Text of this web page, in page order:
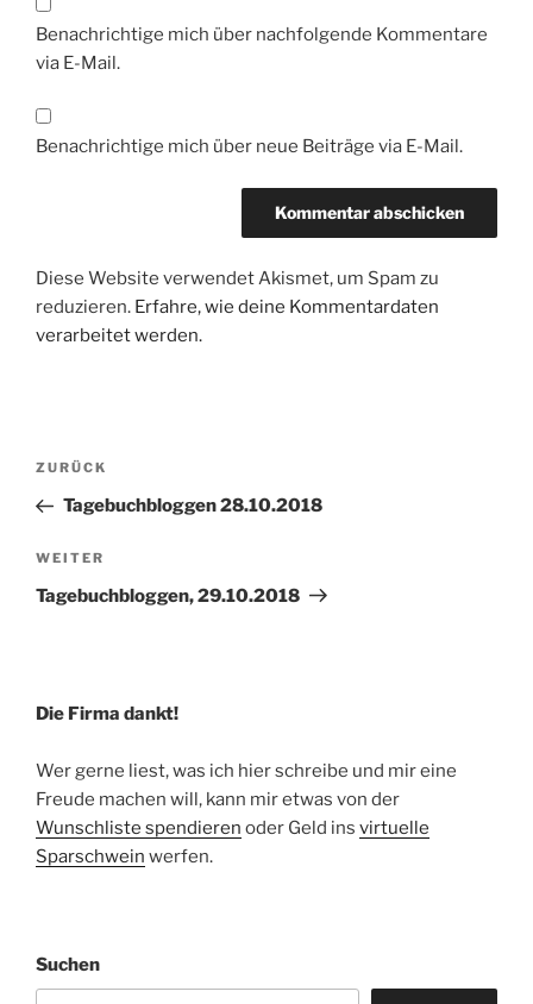
Benachrichtige mich über nachfolgende Kommentare
via E-Mail.
Benachrichtige mich über neue Beiträge via E-Mail.
Diese Website verwendet Akismet, um Spam zu
reduzieren. Erfahre, wie deine Kommentardaten
verarbeitet werden.
Beitragsnavigation
Vorheriger
Beitrag
ZURÜCK
Tagebuchbloggen 28.10.2018
Nächster
Beitrag
WEITER
Tagebuchbloggen, 29.10.2018
Die Firma dankt!
Wer gerne liest, was ich hier schreibe und mir eine
Freude machen will, kann mir etwas von der
Wunschliste spendieren oder Geld ins virtuelle
Sparschwein werfen.
Suchen